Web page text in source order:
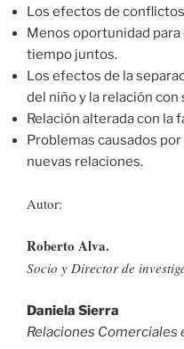
Los efectos de
Menos oportunidad
tiempo juntos.
Los efectos de la
del niño y la relación con
Relación alterada con la
Problemas causados
nuevas relaciones.
Autor:
Roberto Alva.
Socio y Director de
Daniela Sierra
Relaciones Comerciales